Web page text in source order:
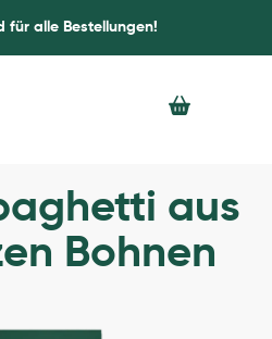
für alle Bestellungen!
aus
Bohnen